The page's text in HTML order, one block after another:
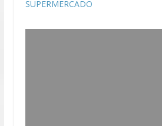
SUPERMERCADO